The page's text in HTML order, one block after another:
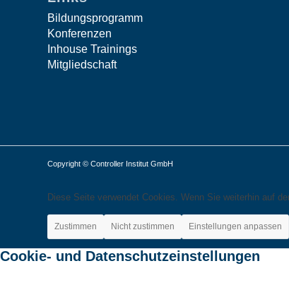
Bildungsprogramm
Konferenzen
Inhouse Trainings
Mitgliedschaft
Copyright © Controller Institut GmbH
Diese Seite verwendet Cookies. Wenn Sie weiterhin auf
Zustimmen Nicht zustimmen Einstellungen anpassen
Cookie- und Datenschutzeinstellungen